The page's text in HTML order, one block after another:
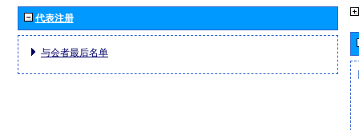
代表注册
与会者最后名单